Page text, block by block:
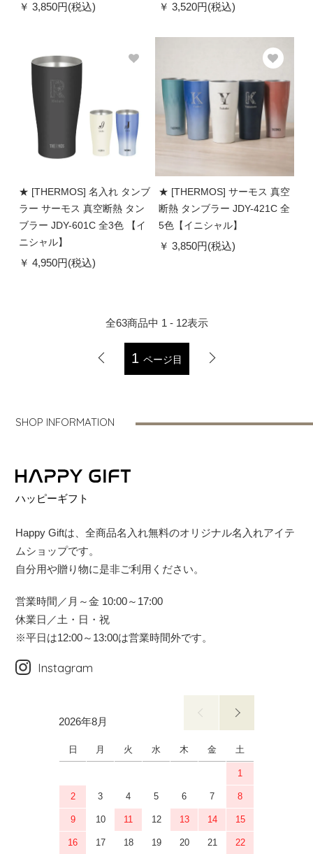
3,850円(税込) 3,520円(税込)
★ [THERMOS] 名入れ タンブ
ラー サーモス 真空断熱 タン
ブラー JDY-601C 全3色 【イ
ニシャル】
4,950円(税込)
★ [THERMOS] サーモス 真空
断熱 タンブラー JDY-421C 全
5色【イニシャル】
3,850円(税込)
全63商品中 1 - 12表示
1 ページ目
SHOP INFORMATION
ハッピーギフト
Happy Giftは、全商品名入れ無料のオリジナル名入れアイテ
ムショップです。
自分用や贈り物に是非ご利用ください。
営業時間／月～金 10:00～17:00
休業日／土・日・祝
※平日は12:00～13:00は営業時間外です。
Instagram
2026年8月
日 月 火 水 木 金 土
1
2 3 4 5 6 7 8
9 10 11 12 13 14 15
16 17 18 19 20 21 22